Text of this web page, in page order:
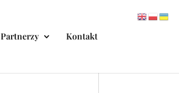
Partnerzy Kontakt